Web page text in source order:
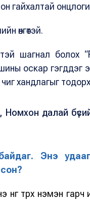
гайхалтай
өнгөтэй.
шагнал болох
оскар гэгддэг
хандлагыг
Номхон далай
Энэ
төрх нэмэн